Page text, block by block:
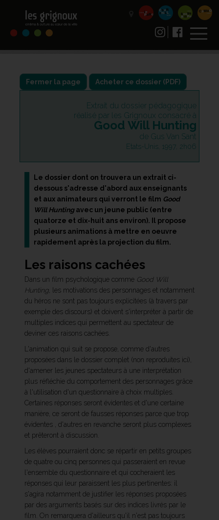
Fermer la page
Extrait du dossier pédagogique
réalisé par les Grignoux consacré à
Good Will Hunting
de Gus Van Sant
Etats-Unis, 1997, 2h06
Le dossier dont on trouvera un extrait ci-
dessous s'adresse d'abord aux enseignants
et aux animateurs qui verront le film Good
Will Huntingavec un jeune public (entre
quatorze et dix-huit ans environ). Il propose
plusieurs animations à mettre en oeuvre
rapidement après la projection du film.
Les raisons cachées
Dans un film psychologique comme Good Will
Hunting , les motivations des personnages et notamment
du héros ne sont pas toujours explicitées (à travers par
exemple des discours) et doivent s'interpréter à partir de
multiples indices qui permettent au spectateur de
deviner ces raisons cachées.
L'animation qui suit se propose, comme d'autres
proposées dans le dossier complet (non reproduites ici),
d'amener les jeunes spectateurs à une interprétation
plus réfléchie du comportement des personnages grâce
à l'utilisation d'un questionnaire à choix multiples.
Certaines réponses seront évidentes et d'une certaine
manière, ce seront de fausses réponses parce que trop
évidentes , d'autres en revanche seront plus complexes
et prêteront à discussion.
Les élèves pourraient donc se répartir en petits groupes
de quatre ou cinq personnes qui passeraient en revue
l'ensemble du questionnaire et qui cocheraient les
réponses qui leur paraissent les plus pertinentes: il
s'agira notamment de justifier les réponses proposées
par des arguments basés sur des indices livrés par le
film. On remarquera d'ailleurs qu'il n'est pas toujours